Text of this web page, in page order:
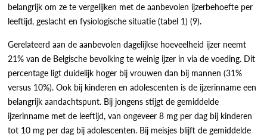
belangrijk om ze te vergelijken met de aanbevolen ijzerbehoefte per
leeftijd, geslacht en fysiologische situatie (tabel 1) (9).
Gerelateerd aan de aanbevolen dagelijkse hoeveelheid ijzer neemt
21% van de Belgische bevolking te weinig ijzer in via de voeding. Dit
percentage ligt duidelijk hoger bij vrouwen dan bij mannen (31%
versus 10%). Ook bij kinderen en adolescenten is de ijzerinname een
belangrijk aandachtspunt. Bij jongens stijgt de gemiddelde
ijzerinname met de leeftijd, van ongeveer 8 mg per dag bij kinderen
tot 10 mg per dag bij adolescenten. Bij meisjes blijft de gemiddelde